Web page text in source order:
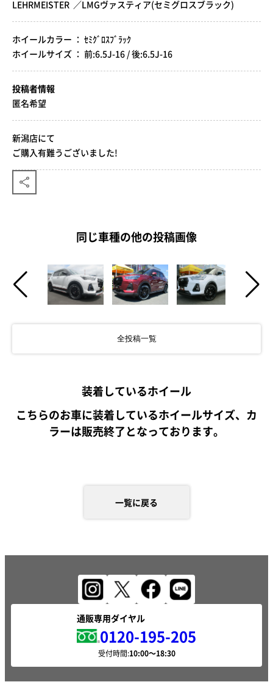
LEHRMEISTER ／LMGヴァスティア(セミグロスブラック)
ホイールカラー ： ｾﾐｸﾞﾛｽﾌﾞﾗｯｸ
ホイールサイズ ： 前:6.5J-16 / 後:6.5J-16
投稿者情報
匿名希望
新潟店にて
ご購入有難うございました!
同じ車種の他の投稿画像
全投稿一覧
装着しているホイール
こちらのお車に装着しているホイールサイズ、カ
ラーは販売終了となっております。
一覧に戻る
通販専用ダイヤル
0120-195-205
受付時間: